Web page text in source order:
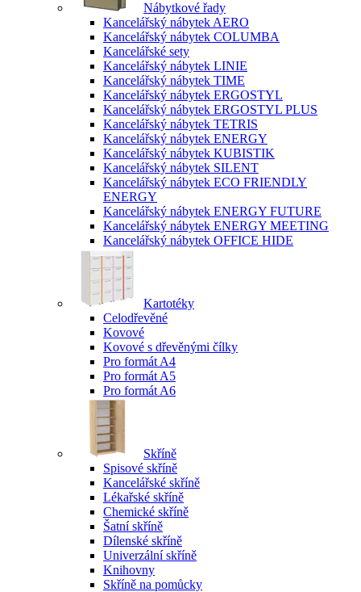
Nábytkové řady
Kancelářský nábytek AERO
Kancelářský nábytek COLUMBA
Kancelářské sety
Kancelářský nábytek LINIE
Kancelářský nábytek TIME
Kancelářský nábytek ERGOSTYL
Kancelářský nábytek ERGOSTYL PLUS
Kancelářský nábytek TETRIS
Kancelářský nábytek ENERGY
Kancelářský nábytek KUBISTIK
Kancelářský nábytek SILENT
Kancelářský nábytek ECO FRIENDLY
ENERGY
Kancelářský nábytek ENERGY FUTURE
Kancelářský nábytek ENERGY MEETING
Kancelářský nábytek OFFICE HIDE
Kartotéky
Celodřevěné
Kovové
Kovové s dřevěnými čílky
Pro formát A4
Pro formát A5
Pro formát A6
Skříně
Spisové skříně
Kancelářské skříně
Lékařské skříně
Chemické skříně
Šatní skříně
Dílenské skříně
Univerzální skříně
Knihovny
Skříně na pomůcky